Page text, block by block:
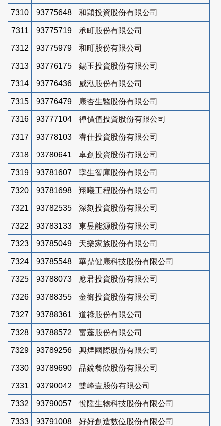
7310 93775648 和穎投資股份有限公司
7311 93775719 承町股份有限公司
7312 93775979 和町股份有限公司
7313 93776175 錫玉投資股份有限公司
7314 93776436 威泓股份有限公司
7315 93776479 康杏生醫股份有限公司
7316 93777104 禪價值投資股份有限公司
7317 93778103 睿仕投資股份有限公司
7318 93780641 卓創投資股份有限公司
7319 93781607 孿生智庫股份有限公司
7320 93781698 翔曦工程股份有限公司
7321 93782535 深刻投資股份有限公司
7322 93783133 東昱能源股份有限公司
7323 93785049 天樂家族股份有限公司
7324 93785548 華鼎健康科技股份有限公司
7325 93788073 應君投資股份有限公司
7326 93788355 金御投資股份有限公司
7327 93788361 道祿股份有限公司
7328 93788572 富蓬股份有限公司
7329 93789256 興煙國際股份有限公司
7330 93789690 品銳餐飲股份有限公司
7331 93790042 雙峰壹股份有限公司
7332 93790057 悅陞生物科技股份有限公司
7333 93791008 好好創造數位股份有限公司